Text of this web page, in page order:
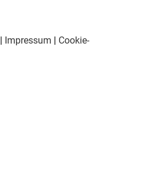
| Impressum | Cookie-